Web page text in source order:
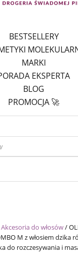
BESTSELLERY
MARKI
EKSPERTA
BLOG
PROMOCJA 🚀
Akcesoria do włosów/
M z włosiem dzika
do rozczesywania i